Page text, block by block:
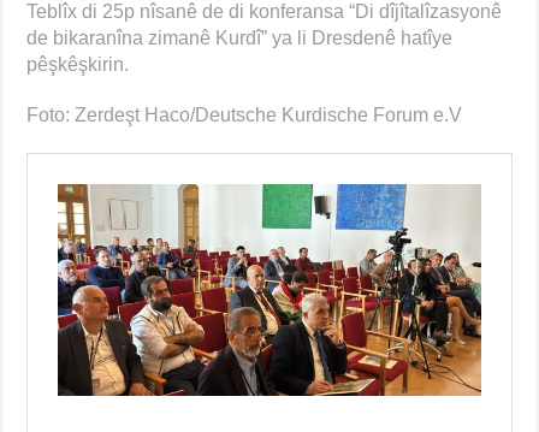
Teblîx di 25p nîsanê de di konferansa “Di dîjîtalîzasyonê
de bikaranîna zimanê Kurdî” ya li Dresdenê hatîye
pêşkêşkirin.
Foto: Zerdeşt Haco/Deutsche Kurdische Forum e.V